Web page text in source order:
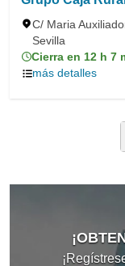
C/ Maria
Sevilla
Cierra en 12 h 7
más detalles